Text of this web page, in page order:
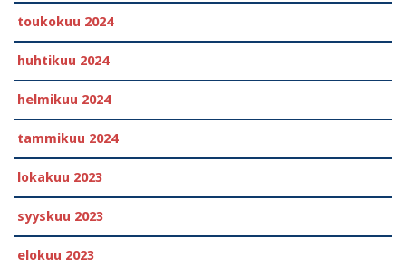
toukokuu 2024
huhtikuu 2024
helmikuu 2024
tammikuu 2024
lokakuu 2023
syyskuu 2023
elokuu 2023